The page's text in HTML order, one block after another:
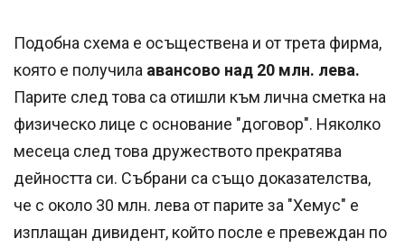
Подобна схема е осъществена и от трета фирма,
която е получила авансово над 20 млн. лева.
Парите след това са отишли към лична сметка на
физическо лице с основание "договор". Няколко
месеца след това дружеството прекратява
дейността си. Събрани са също доказателства,
че с около 30 млн. лева от парите за "Хемус" е
изплащан дивидент, който после е превеждан по